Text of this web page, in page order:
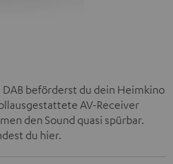
DAB beförderst du dein Heimkino
AV-Receiver
den Sound quasi spürbar.
du hier.